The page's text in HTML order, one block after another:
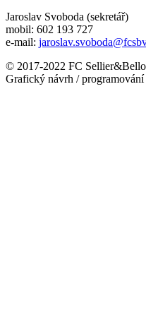
Jaroslav Svoboda (sekretář)
mobil: 602 193 727
e-mail:
© 2017-2022 FC
Grafický návrh /